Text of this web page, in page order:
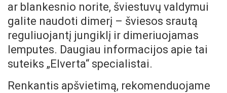
ar blankesnio norite, šviestuvų valdymui
galite naudoti dimerį – šviesos srautą
reguliuojantį jungiklį ir dimeriuojamas
lemputes. Daugiau informacijos apie tai
suteiks „Elverta“ specialistai.
Renkantis apšvietimą, rekomenduojame